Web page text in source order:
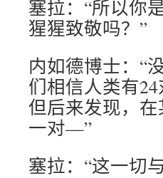
塞拉：“所以你
猩猩致敬吗？”
内如德博士：“
们相信人类有
但后来发现，
一对—”
塞拉：“这一切